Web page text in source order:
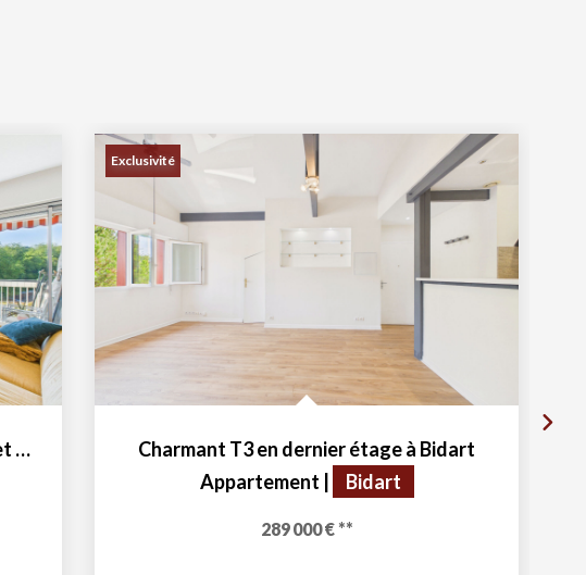
Appartement T3 lumineux entre Anglet et Biarritz
Exclusivité
Charmant T3 en dernier étage à Bidart
Appartement
Bidart
289 000 €**